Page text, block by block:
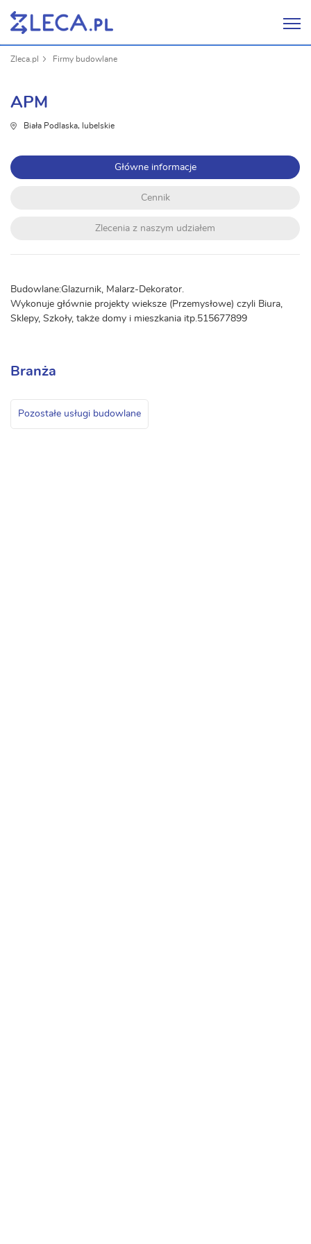
Zleca.pl Firmy budowlane
APM
Biała Podlaska, lubelskie
Główne informacje
Cennik
Zlecenia z naszym udziałem
Budowlane:Glazurnik, Malarz-Dekorator.
Wykonuje głównie projekty wieksze (Przemysłowe) czyli Biura,
Sklepy, Szkoły, także domy i mieszkania itp.515677899
Branża
Pozostałe usługi budowlane